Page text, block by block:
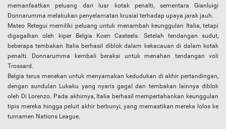
memanfaatkan peluang dari luar kotak penalti, sementara Gianluigi
Donnarumma melakukan penyelamatan krusial terhadap upaya jarak jauh.
Mateo Retegui memiliki peluang untuk menambah keunggulan Italia, tetapi
digagalkan oleh kiper Belgia Koen Casteels. Setelah tendangan sudut,
beberapa tembakan Italia berhasil diblok dalam kekacauan di dalam kotak
penalti. Donnarumma kembali beraksi untuk menahan tendangan voli
Trossard.
Belgia terus menekan untuk menyamakan kedudukan di akhir pertandingan,
dengan sundulan Lukaku yang nyaris gagal dan tembakan lainnya diblok
oleh Di Lorenzo. Pada akhirnya, Italia berhasil mempertahankan keunggulan
tipis mereka hingga peluit akhir berbunyi, yang memastikan mereka lolos ke
turnamen Nations League.